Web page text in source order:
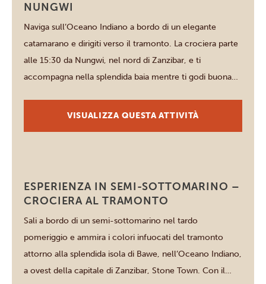
NUNGWI
Naviga sull’Oceano Indiano a bordo di un elegante
catamarano e dirigiti verso il tramonto. La crociera parte
alle 15:30 da Nungwi, nel nord di Zanzibar, e ti
accompagna nella splendida baia mentre ti godi buona
navigazione vengono preparati e serviti gustosi snack di
VISUALIZZA QUESTA ATTIVITÀ
Zanzibar
ESPERIENZA IN SEMI-SOTTOMARINO –
CROCIERA AL TRAMONTO
Sali a bordo di un semi-sottomarino nel tardo
pomeriggio e ammira i colori infuocati del tramonto
attorno alla splendida isola di Bawe, nell’Oceano Indiano,
a ovest della capitale di Zanzibar, Stone Town. Con il